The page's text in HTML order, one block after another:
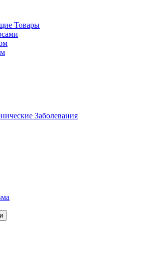
Товары
Заболевания